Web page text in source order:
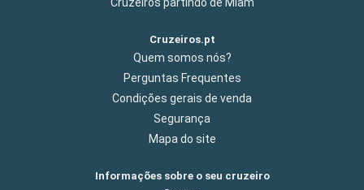
Cruzeiros.pt
Quem somos nós?
Perguntas Frequentes
Condições gerais de venda
Segurança
Mapa do site
Informações sobre o seu cruzeiro